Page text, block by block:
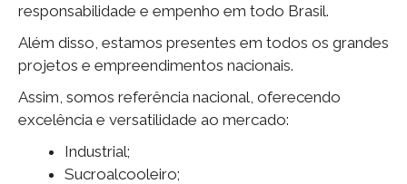
responsabilidade e empenho em todo Brasil.
Além disso, estamos presentes em todos os grandes
projetos e empreendimentos nacionais.
Assim, somos referência nacional, oferecendo
excelência e versatilidade ao mercado:
Industrial;
Sucroalcooleiro;